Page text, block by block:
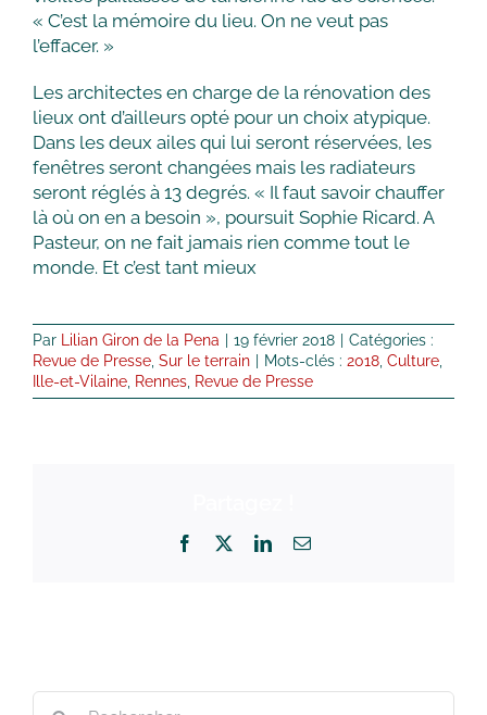
« C’est la mémoire du lieu. On ne veut pas
l’effacer. »
Les architectes en charge de la rénovation des
lieux ont d’ailleurs opté pour un choix atypique.
Dans les deux ailes qui lui seront réservées, les
fenêtres seront changées mais les radiateurs
seront réglés à 13 degrés. « Il faut savoir chauffer
là où on en a besoin », poursuit Sophie Ricard. A
Pasteur, on ne fait jamais rien comme tout le
monde. Et c’est tant mieux
Par Lilian Giron de la Pena 19 février 2018
Catégories :
Revue de Presse, Sur le terrain Mots-clés : 2018, Culture,
Ille-et-Vilaine, Rennes, Revue de Presse
Facebook LinkedInEmail
Rechercher: